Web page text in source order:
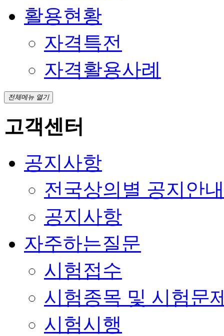
활용현황
자격특전
자격활용사례
전체메뉴 열기
고객센터
공지사항
전국상의별 공지안내
공지사항
자주하는질문
시험접수
시험종목 및 시험문
시험시행